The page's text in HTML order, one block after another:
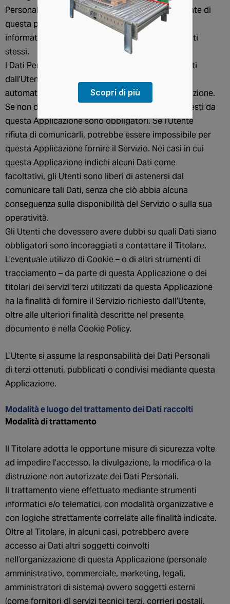
Personali raccolti sono forniti nelle sezioni dedicate di
questa privacy policy o mediante specifici testi
informativi visualizzati prima della raccolta dei Dati
stessi.
I Dati Personali possono essere liberamente forniti
dall’Utente o, nel caso di Dati di Utilizzo, raccolti
automaticamente durante l’uso di questa Applicazione.
Se non diversamente specificato, tutti i Dati richiesti da
questa Applicazione sono obbligatori. Se l’Utente
rifiuta di comunicarli, potrebbe essere impossibile per
questa Applicazione fornire il Servizio. Nei casi in cui
questa Applicazione indichi alcuni Dati come
facoltativi, gli Utenti sono liberi di astenersi dal
comunicare tali Dati, senza che ciò abbia alcuna
conseguenza sulla disponibilità del Servizio o sulla sua
operatività.
Gli Utenti che dovessero avere dubbi su quali Dati siano
obbligatori sono incoraggiati a contattare il Titolare.
L’eventuale utilizzo di Cookie – o di altri strumenti di
tracciamento – da parte di questa Applicazione o dei
titolari dei servizi terzi utilizzati da questa Applicazione
ha la finalità di fornire il Servizio richiesto dall’Utente,
oltre alle ulteriori finalità descritte nel presente
documento e nella Cookie Policy.
L’Utente si assume la responsabilità dei Dati Personali
di terzi ottenuti, pubblicati o condivisi mediante questa
Applicazione.
Modalità e luogo del trattamento dei Dati raccolti
Modalità di trattamento
Il Titolare adotta le opportune misure di sicurezza volte
ad impedire l’accesso, la divulgazione, la modifica o la
distruzione non autorizzate dei Dati Personali.
Il trattamento viene effettuato mediante strumenti
informatici e/o telematici, con modalità organizzative e
con logiche strettamente correlate alle finalità indicate.
Oltre al Titolare, in alcuni casi, potrebbero avere
accesso ai Dati altri soggetti coinvolti
nell’organizzazione di questa Applicazione (personale
amministrativo, commerciale, marketing, legali,
amministratori di sistema) ovvero soggetti esterni
(come fornitori di servizi tecnici terzi, corrieri postali,
Scopri di più